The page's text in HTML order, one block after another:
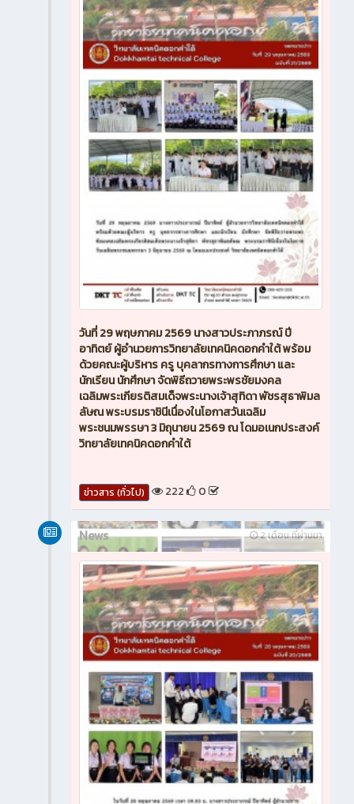
วันที่ 29 พฤษภาคม 2569 นางสาวประภาภรณ์ ปี
อาทิตย์ ผู้อำนวยการวิทยาลัยเทคนิคดอกคำใต้ พร้อม
ด้วยคณะผู้บริหาร ครู บุคลากรทางการศึกษา และ
นักเรียน นักศึกษา จัดพิธีถวายพระพรชัยมงคล
เฉลิมพระเกียรติสมเด็จพระนางเจ้าสุทิดา พัชรสุธาพิมล
ลัษณ พระบรมราชินีเนื่องในโอกาสวันเฉลิม
พระชนมพรรษา 3 มิถุนายน 2569 ณ โดมอเนกประสงค์
วิทยาลัยเทคนิคดอกคำใต้
ข่าวสาร (ทั่วไป) 222 0
2 เดือน ที่ผ่านมา
News